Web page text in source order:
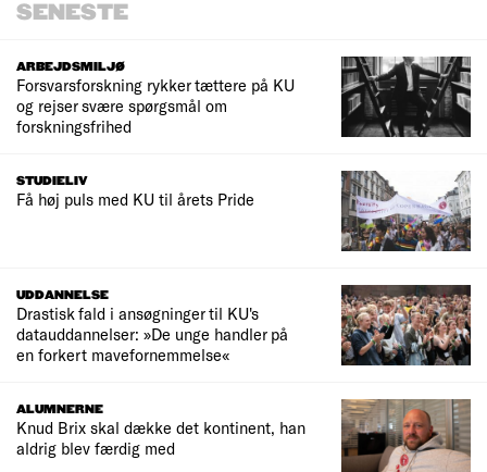
SENESTE
ARBEJDSMILJØ
Forsvarsforskning rykker tættere på KU
og rejser svære spørgsmål om
forskningsfrihed
STUDIELIV
Få høj puls med KU til årets Pride
UDDANNELSE
Drastisk fald i ansøgninger til KU's
datauddannelser: »De unge handler på
en forkert mavefornemmelse«
ALUMNERNE
Knud Brix skal dække det kontinent, han
aldrig blev færdig med